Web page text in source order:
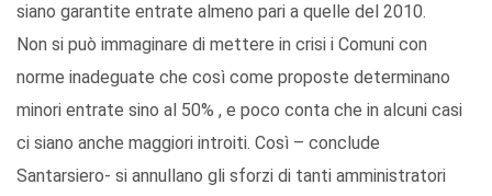
siano garantite entrate almeno pari a quelle del 2010.
Non si può immaginare di mettere in crisi i Comuni con
norme inadeguate che così come proposte determinano
minori entrate sino al 50% , e poco conta che in alcuni casi
ci siano anche maggiori introiti. Così – conclude
Santarsiero- si annullano gli sforzi di tanti amministratori